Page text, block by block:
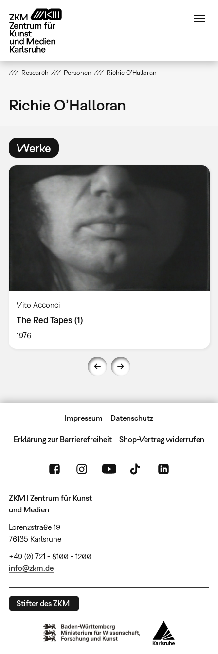
zum
Inhalt
Research Personen Richie O’Halloran
Richie O’Halloran
Werke
Vito Acconci
The Red Tapes (1)
1976
Impressum Datenschutz
Erklärung zur Barrierefreiheit Shop-Vertrag widerrufen
ZKM | Zentrum für Kunst
und Medien
Lorenzstraße 19
76135 Karlsruhe
+49 (0) 721 - 8100 - 1200
info@zkm.de
Stifter des ZKM